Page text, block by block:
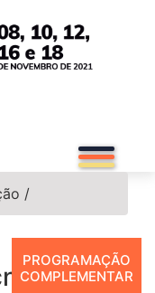
/
PROGRAMAÇÃO
COMPLEMENTAR